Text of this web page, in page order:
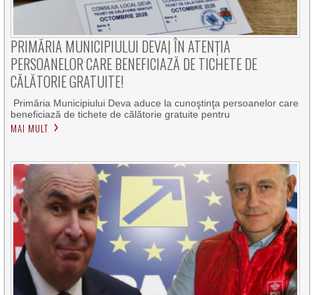
PRIMĂRIA MUNICIPIULUI DEVA| ÎN ATENȚIA
PERSOANELOR CARE BENEFICIAZĂ DE TICHETE DE
CĂLĂTORIE GRATUITE!
Primăria Municipiului Deva aduce la cunoştinţa persoanelor care
beneficiază de tichete de călătorie gratuite pentru
MAI MULT